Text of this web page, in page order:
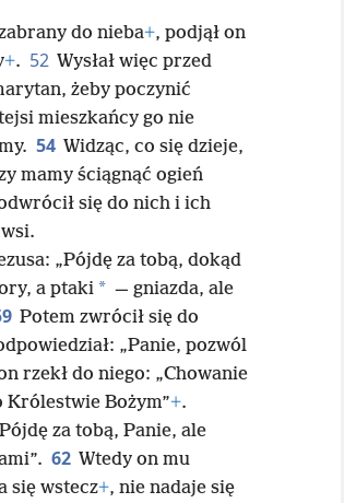
do nieba+, podjął on
+. 52 Wysłał więc przed
żeby poczynić
mieszkańcy go nie
54 Widząc, co się dzieje,
mamy ściągnąć ogień
się do nich i ich
„Pójdę za tobą, dokąd
a ptaki * — gniazda, ale
Potem zwrócił się do
„Panie, pozwól
rzekł do niego: „Chowanie
Królestwie Bożym”+.
za tobą, Panie, ale
62 Wtedy on mu
się wstecz+, nie nadaje się